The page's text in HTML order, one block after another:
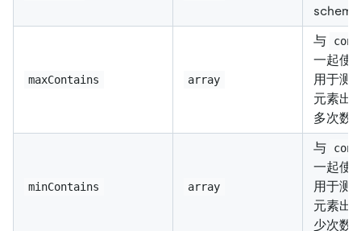
schema
maxContains array
与
一起使
用于测
元素出
多次数
minContains array
与
一起使
用于测
元素出
少次数